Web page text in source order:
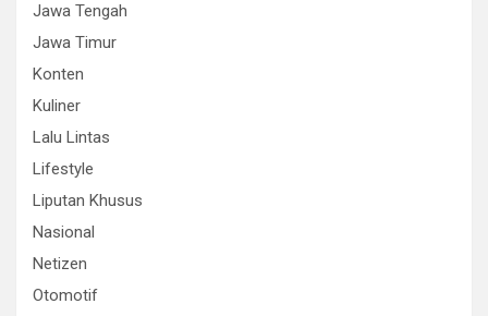
Jawa Tengah
Jawa Timur
Konten
Kuliner
Lalu Lintas
Lifestyle
Liputan Khusus
Nasional
Netizen
Otomotif